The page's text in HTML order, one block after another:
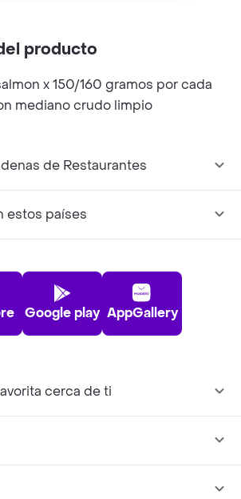
producto
x 150/160 gramos por cada
mediano crudo limpio
de Restaurantes
estos países
Google play AppGallery
cerca de ti